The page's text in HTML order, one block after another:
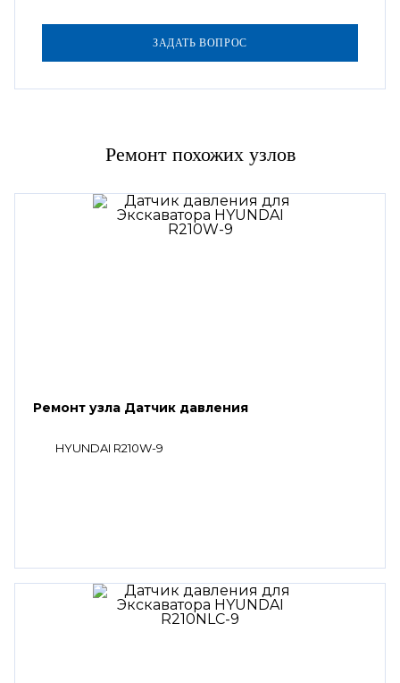
Ремонт похожих узлов
Ремонт узла Датчик давления
HYUNDAI R210W-9